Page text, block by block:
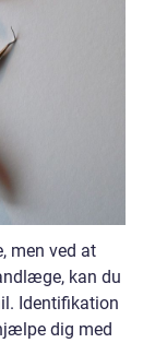
men ved at
kan du
Identifikation
dig med